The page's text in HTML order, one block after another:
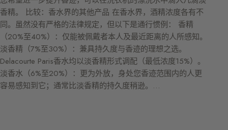
香精。 比较：香水界的其他产品 在香水界，酒精浓度各有不
同。虽然没有严格的法律规定，但以下是通行惯例： 香精
（20%至40%）：仅能被佩戴者本人及最近距离的人所感知。
淡香精（7%至30%）：兼具持久度与香迹的理想之选。
Delacourte Paris香水均以淡香精形式调配（最低浓度15%）。
淡香水（6%至20%）：更为外放，身处您香迹范围内的人更
容易感知到它；通常比淡香精的持久度稍逊。…